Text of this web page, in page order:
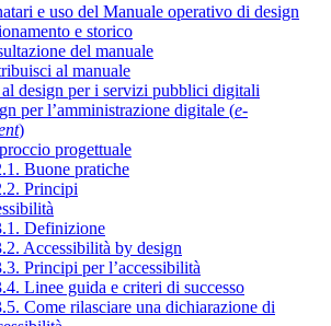
e uso del Manuale operativo di design
e storico
del manuale
al manuale
design per i servizi pubblici digitali
per l’amministrazione digitale (e-
)
progettuale
Buone pratiche
Principi
Definizione
Accessibilità by design
Principi per l’accessibilità
Linee guida e criteri di successo
Come rilasciare una dichiarazione di